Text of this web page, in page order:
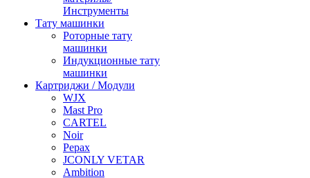
Инструменты
Тату машинки
Роторные тату
машинки
Индукционные тату
машинки
Картриджи / Модули
WJX
Mast Pro
CARTEL
Noir
Pepax
JCONLY VETAR
Ambition